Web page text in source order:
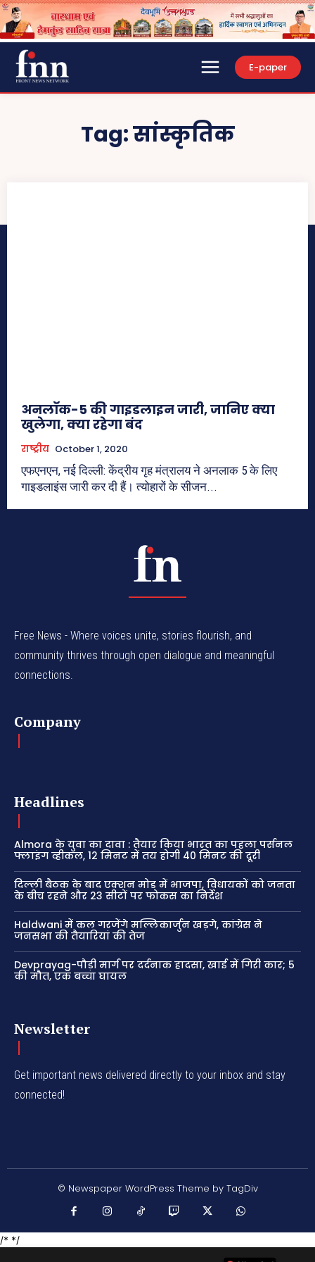
E-paper
Tag:सांस्कृतिक
अनलाॅक-5 की गाइडलाइन जारी, जानिए क्या
खुलेगा, क्या रहेगा बंद
राष्ट्रीय October 1, 2020
एफएनएन, नई दिल्ली: केंद्रीय गृह मंत्रालय ने अनलाक 5 के लिए
गाइडलाइंस जारी कर दी हैं। त्योहारों के सीजन...
Free News - Where voices unite, stories flourish, and
community thrives through open dialogue and meaningful
connections.
Company
Headlines
Almora के युवा का दावा : तैयार किया भारत का पहला पर्सनल
फ्लाइंग व्हीकल, 12 मिनट में तय होगी 40 मिनट की दूरी
दिल्ली बैठक के बाद एक्शन मोड में भाजपा, विधायकों को जनता
के बीच रहने और 23 सीटों पर फोकस का निर्देश
Haldwani में कल गरजेंगे मल्लिकार्जुन खड़गे, कांग्रेस ने
जनसभा की तैयारियां की तेज
Devprayag-पौड़ी मार्ग पर दर्दनाक हादसा, खाई में गिरी कार; 5
की मौत, एक बच्चा घायल
Newsletter
Get important news delivered directly to your inbox and stay
connected!
© Newspaper WordPress Theme by TagDiv
/* */